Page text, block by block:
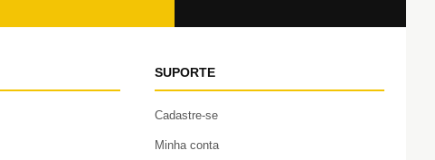
SUPORTE
Cadastre-se
Minha conta